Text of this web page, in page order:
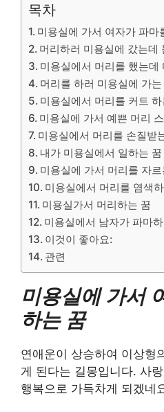
목차
미용실에 가서 여자가 파마
머리하러 미용실에 갔는데
미용실에서 머리를 했는데
머리를 하러 미용실에 가는
미용실에서 머리를 커트 하
미용실에 가서 예쁜 머리
미용실에서 머리를 손질받
내가 미용실에서 일하는 꿈
미용실에 가서 머리를 자르
미용실에서 머리를 염색
미용실가서 머리하는 꿈
미용실에서 남자가 파마
이것이 좋아요:
관련
미용실에 가서
하는 꿈
연애운이 상승하여 이상형
게 된다는 길몽입니다. 사
행복으로 가득차게 되겠네